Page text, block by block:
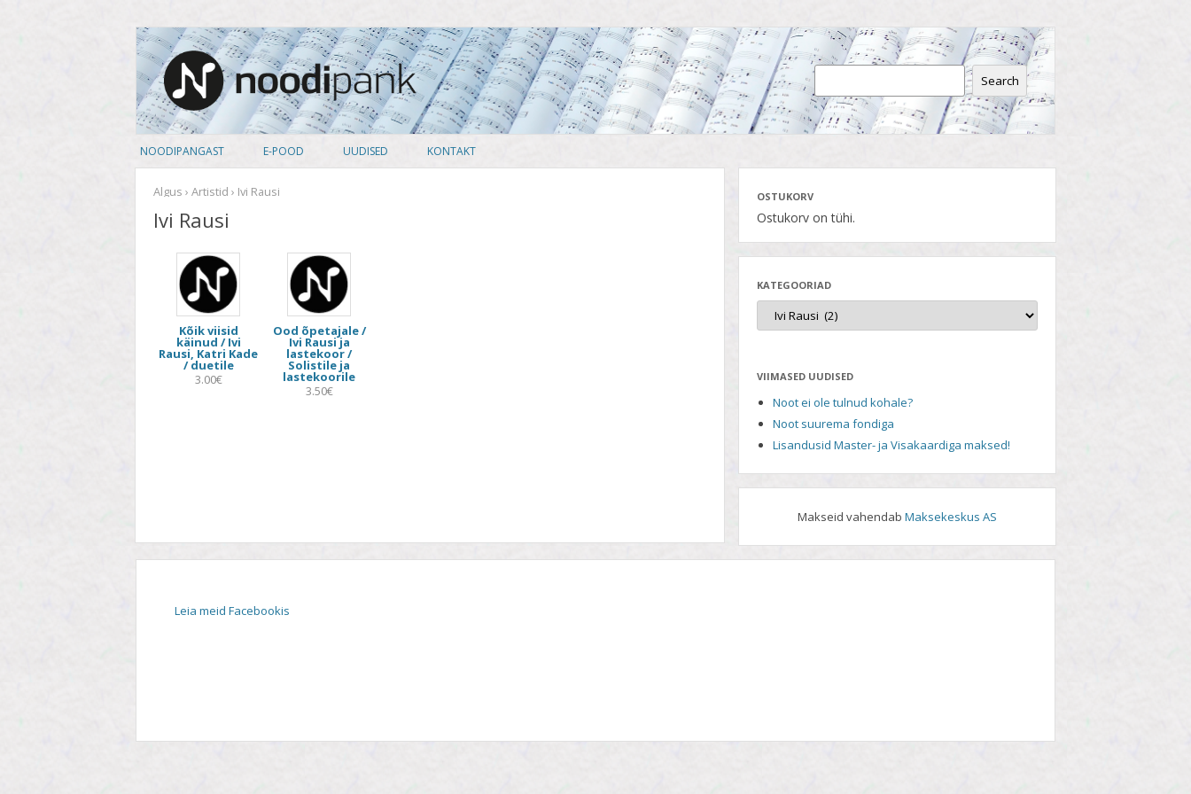
Noodipank
noodipank.ee
Search
content
NOODIPANGAST
TUTVUSTUS
KASUTAJA LEPING
KUIDAS NOOTI OSTA
PRIVAATSUSPOLIITIKA
E-POOD
ARTISTID
ANSAMBLID
ALBUM
KOOSSEIS
UUDISED KONTAKT
Algus › Artistid › Ivi Rausi
Ivi Rausi
Kõik viisid
käinud / Ivi
Rausi, Katri Kade
/ duetile
3.00€
Ood õpetajale /
Ivi Rausi ja
lastekoor /
Solistile ja
lastekoorile
3.50€
OSTUKORV
Ostukorv on tühi.
KATEGOORIAD
VIIMASED UUDISED
Noot ei ole tulnud kohale?
Noot suurema fondiga
Lisandusid Master- ja Visakaardiga maksed!
Makseid vahendabMaksekeskus AS
Leia meid Facebookis